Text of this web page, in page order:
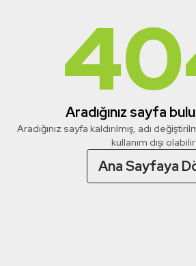
Aradığınız sayfa
Aradığınız sayfa kaldırılmış, adı
kullanım dışı olabilir
Ana Sayfaya